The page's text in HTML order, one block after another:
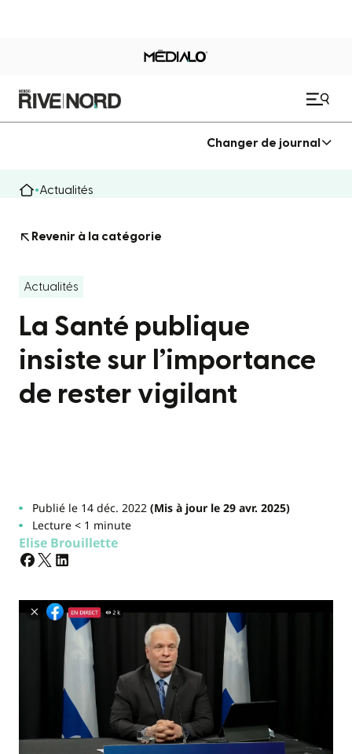
Changer de journal
Actualités
Revenir à la catégorie
Actualités
La Santé publique
insiste sur l’importance
de rester vigilant
Publié le 14 déc. 2022(Mis à jour le 29 avr. 2025)
Lecture < 1 minute
Elise Brouillette